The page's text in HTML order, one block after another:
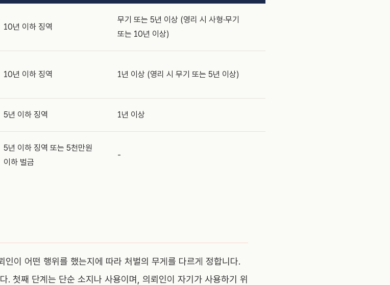
10년 이하 징역
무기 또는 5년 이상 (영리 시 사형·무기
또는 10년 이상)
10년 이하 징역 1년 이상 (영리 시 무기 또는 5년 이상)
5년 이하 징역 1년 이상
5년 이하 징역 또는 5천만원
이하 벌금
-
인이 어떤 행위를 했는지에 따라 처벌의 무게를 다르게 정합니다.
. 첫째 단계는 단순 소지나 사용이며, 의뢰인이 자기가 사용하기 위